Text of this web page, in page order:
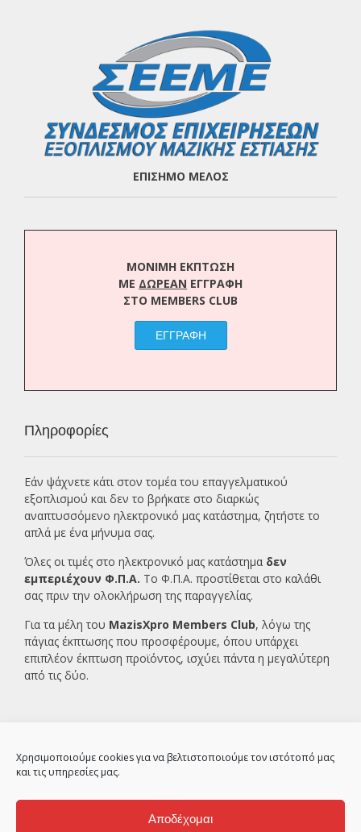
Χρησιμοποιούμε cookies για να βελτιστοποιούμε τον ιστότοπό μας
και τις υπηρεσίες μας.
Αποδέχομαι
ΕΠΙΣΗΜΟ ΜΕΛΟΣ
ΜΟΝΙΜΗ ΕΚΠΤΩΣΗ
ΜΕ ΔΩΡΕΑΝ ΕΓΓΡΑΦΗ
ΣΤΟ MEMBERS CLUB
ΕΓΓΡΑΦΗ
Πληροφορίες
Εάν ψάχνετε κάτι στον τομέα του επαγγελματικού
εξοπλισμού και δεν το βρήκατε στο διαρκώς
αναπτυσσόμενο ηλεκτρονικό μας κατάστημα, ζητήστε το
απλά με ένα μήνυμα σας.
Όλες οι τιμές στο ηλεκτρονικό μας κατάστημα δεν
εμπεριέχουν Φ.Π.Α. Το Φ.Π.Α. προστίθεται στο καλάθι
σας πριν την ολοκλήρωση της παραγγελίας.
Για τα μέλη του MazisXpro Members Club, λόγω της
πάγιας έκπτωσης που προσφέρουμε, όπου υπάρχει
επιπλέον έκπτωση προϊόντος, ισχύει πάντα η μεγαλύτερη
από τις δύο.